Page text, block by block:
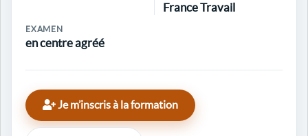
France Travail
EXAMEN
en centre agréé
Je m’inscris à la formation